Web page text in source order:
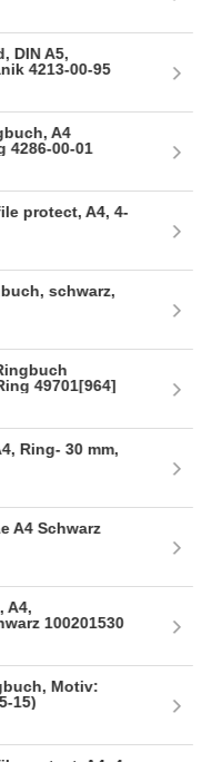
DIN A5,
4213-00-95
A4
4286-00-01
protect, A4, 4-
schwarz,
49701[964]
Ring- 30 mm,
A4 Schwarz
A4,
100201530
Motiv:
15)